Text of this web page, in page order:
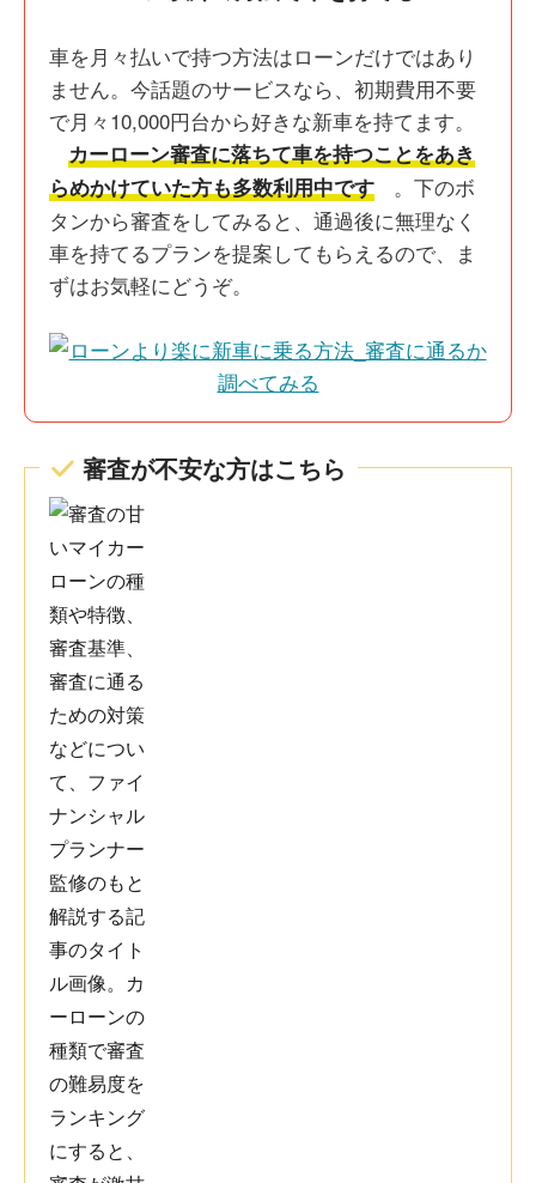
車を月々払いで持つ方法はローンだけではあり
ません。今話題のサービスなら、初期費用不要
で月々10,000円台から好きな新車を持てます。
カーローン審査に落ちて車を持つことをあき
らめかけていた方も多数利用中です
。下のボ
タンから審査をしてみると、通過後に無理なく
車を持てるプランを提案してもらえるので、ま
ずはお気軽にどうぞ。
審査が不安な方はこちら